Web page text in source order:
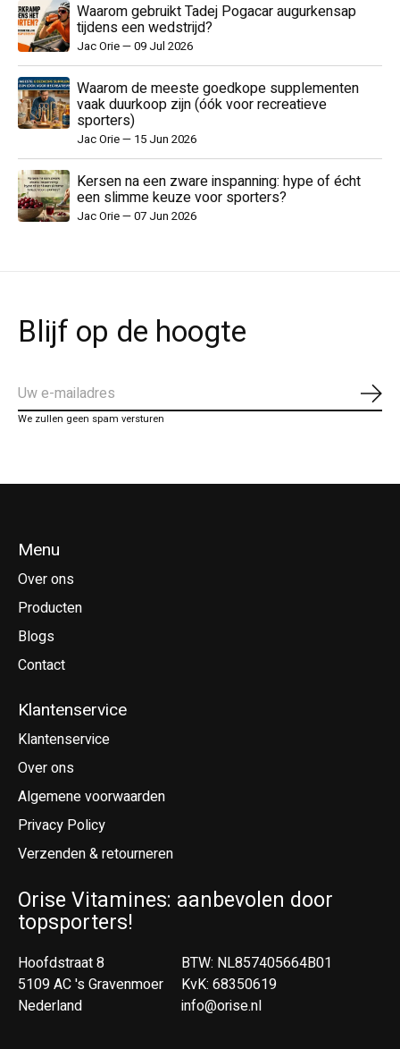
Waarom gebruikt Tadej Pogacar augurkensap
tijdens een wedstrijd?
Jac Orie—09 Jul 2026
Waarom de meeste goedkope supplementen
vaak duurkoop zijn (óók voor recreatieve
sporters)
Jac Orie— 15 Jun 2026
Kersen na een zware inspanning: hype of écht
een slimme keuze voor sporters?
Jac Orie—07 Jun 2026
Blijf op de hoogte
We zullen geen spam versturen
Menu
Over ons
Producten
Blogs
Contact
Klantenservice
Klantenservice
Over ons
Algemene voorwaarden
Privacy Policy
Verzenden & retourneren
Orise Vitamines: aanbevolen door
topsporters!
Hoofdstraat 8
5109 AC 's Gravenmoer
Nederland
BTW: NL857405664B01
KvK: 68350619
info@orise.nl